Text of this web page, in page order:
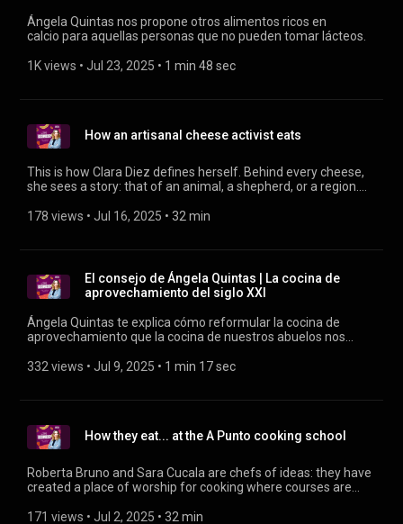
Ángela Quintas nos propone otros alimentos ricos en
calcio para aquellas personas que no pueden tomar lácteos.
1K views • Jul 23, 2025 • 1 min 48 sec
How an artisanal cheese activist eats
This is how Clara Diez defines herself. Behind every cheese,
she sees a story: that of an animal, a shepherd, or a region.
rind is edible, and which cheeses are lactose-free (ideal for
178 views • Jul 16, 2025 • 32 min
El consejo de Ángela Quintas | La cocina de
aprovechamiento del siglo XXI
Ángela Quintas te explica cómo reformular la cocina de
aprovechamiento que la cocina de nuestros abuelos nos
332 views • Jul 9, 2025 • 1 min 17 sec
How they eat... at the A Punto cooking school
Roberta Bruno and Sara Cucala are chefs of ideas: they have
created a place of worship for cooking where courses are
wrong? Their stoves have seen some TV stars cook before
171 views • Jul 2, 2025 • 32 min